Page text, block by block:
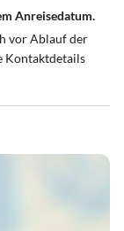
Anreisedatum.
vor Ablauf der
Kontaktdetails